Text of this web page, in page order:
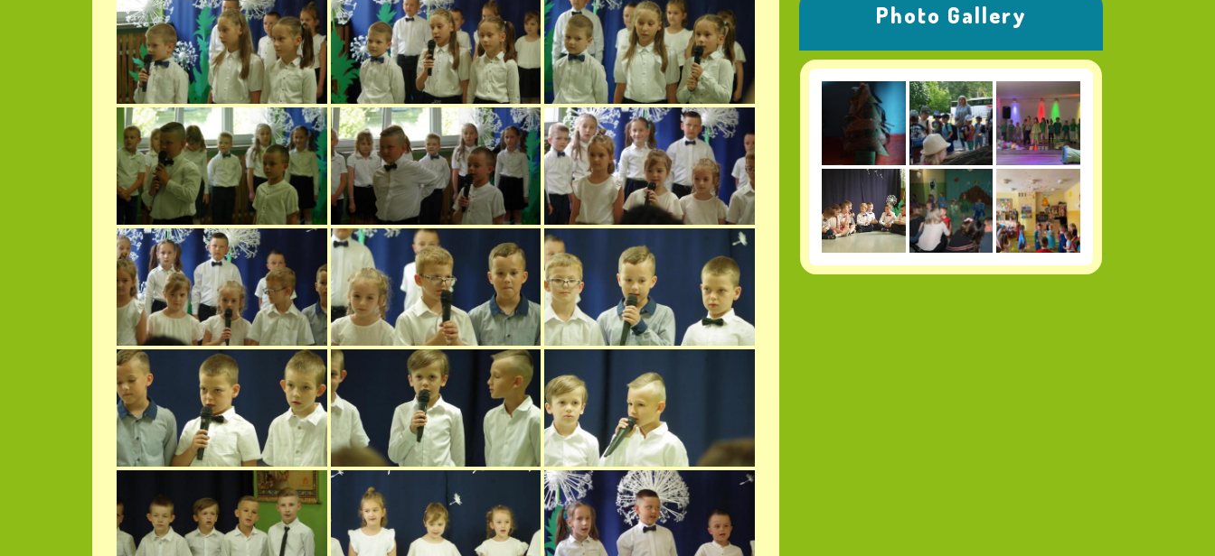
Photo Gallery